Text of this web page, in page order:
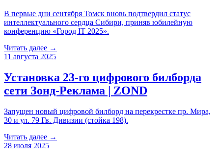
В первые дни сентября Томск вновь подтвердил статус
интеллектуального сердца Сибири, приняв юбилейную
конференцию «Город IT 2025».
Читать далее →
11 августа 2025
Установка 23-го цифрового билборда
сети Зонд-Реклама | ZOND
Запущен новый цифровой билборд на перекрестке пр. Мира,
30 и ул. 79 Гв. Дивизии (стойка 198).
Читать далее →
28 июля 2025